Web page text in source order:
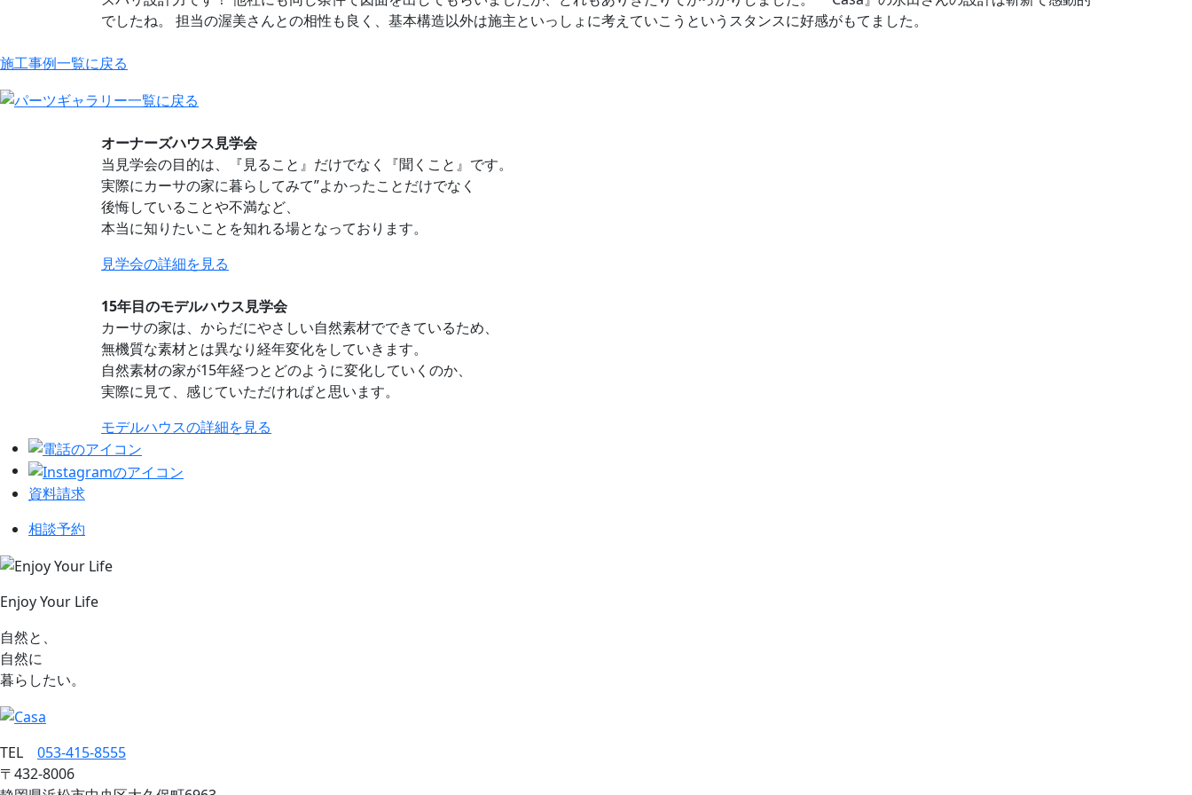
でしたね。 担当の渥美さんとの相性も良く、基本構造以外は施主といっしょに考えていこうというスタンスに好感がもてました。
施工事例一覧に戻る
オーナーズハウス見学会
当見学会の目的は、『見ること』だけでなく『聞くこと』です。
実際にカーサの家に暮らしてみて”よかったことだけでなく
後悔していることや不満など、
本当に知りたいことを知れる場となっております。
見学会の詳細を見る
15年目のモデルハウス見学会
カーサの家は、からだにやさしい自然素材でできているため、
無機質な素材とは異なり経年変化をしていきます。
自然素材の家が15年経つとどのように変化していくのか、
実際に見て、感じていただければと思います。
モデルハウスの詳細を見る
資料請求
相談予約
Enjoy Your Life
自然と、
自然に
暮らしたい。
TEL 053‐415‐8555
〒432‐8006